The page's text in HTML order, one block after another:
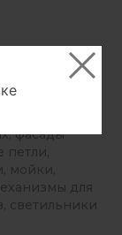
выбор
фасады
петли,
мойки,
для
светильники